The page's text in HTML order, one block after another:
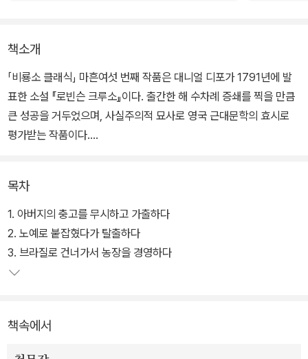
책소개
「비룡소 클래식」 마흔여섯 번째 작품은 대니얼 디포가 1791년에 발
표한 소설 『로빈슨 크루소』이다. 출간한 해 수차례 증쇄를 찍을 만큼
큰 성공을 거두었으며, 사실주의적 묘사로 영국 근대문학의 효시로
평가받는 작품이다.
인도를 개척해 나가는 한 남자의 흥미진진한 모험 이야기로 세계 아
동 독자들에게도 많은 사랑을 받게 되었다. ‘무인도’, ‘표류기’ 하면 누
구나 처음 떠올리는 독보적 캐릭터로 자리 잡은 ‘로빈슨’의 이야기는
지금까지도 수많은 소설과 영화에 영감을 주고 있는 고전 중의 고전
이다.
목차
1. 아버지의 충고를 무시하고 가출하다
2. 노예로 붙잡혔다가 탈출하다
3. 브라질로 건너가서 농장을 경영하다
책속에서